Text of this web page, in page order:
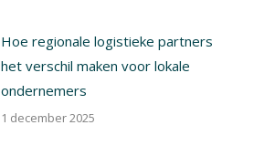
Hoe regionale logistieke partners
het verschil maken voor lokale
ondernemers
1 december 2025